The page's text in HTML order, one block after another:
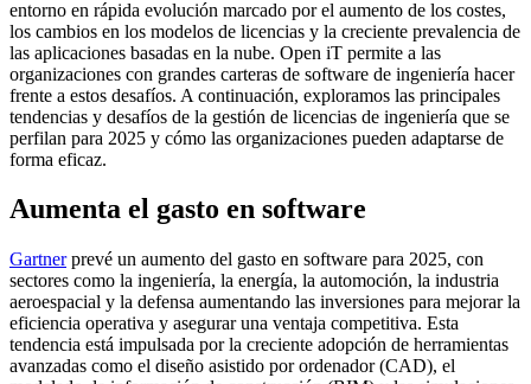
entorno en rápida evolución marcado por el aumento de los costes,
los cambios en los modelos de licencias y la creciente prevalencia de
las aplicaciones basadas en la nube. Open iT permite a las
organizaciones con grandes carteras de software de ingeniería hacer
frente a estos desafíos. A continuación, exploramos las principales
tendencias y desafíos de la gestión de licencias de ingeniería que se
perfilan para 2025 y cómo las organizaciones pueden adaptarse de
forma eficaz.
Aumenta el gasto en software
Gartnerprevé un aumento del gasto en software para 2025, con
sectores como la ingeniería, la energía, la automoción, la industria
aeroespacial y la defensa aumentando las inversiones para mejorar la
eficiencia operativa y asegurar una ventaja competitiva. Esta
tendencia está impulsada por la creciente adopción de herramientas
avanzadas como el diseño asistido por ordenador (CAD), el